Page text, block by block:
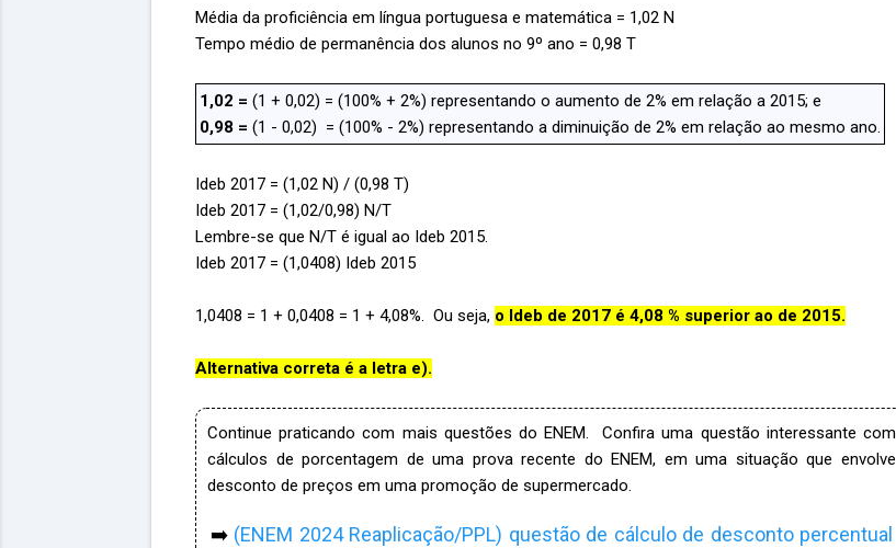
Média da proficiência em língua portuguesa e matemática = 1,02 N
Tempo médio de permanência dos alunos no 9º ano = 0,98 T
1,02 = (1 + 0,02) = (100% + 2%) representando o aumento de 2% em relação a 2015; e
0,98 = (1 - 0,02) = (100% - 2%) representando a diminuição de 2% em relação ao mesmo ano.
Ideb 2017 = (1,02 N) / (0,98 T)
Ideb 2017 = (1,02/0,98) N/T
Lembre-se que N/T é igual ao Ideb 2015.
Ideb 2017 = (1,0408) Ideb 2015
1,0408 = 1 + 0,0408 = 1 + 4,08%. Ou seja, o Ideb de 2017 é 4,08 % superior ao de 2015.
Alternativa correta é a letra e).
Continue praticando com mais questões do ENEM. Confira uma questão interessante com
cálculos de porcentagem de uma prova recente do ENEM, em uma situação que envolve
desconto de preços em uma promoção de supermercado.
➡️ (ENEM 2024 Reaplicação/PPL) questão de cálculo de desconto percentual